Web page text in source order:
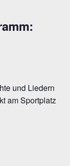
und Liedern
am Sportplatz